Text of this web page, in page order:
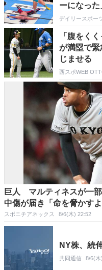
ーになっ
位タイ
デイリースポー
「腹をく
が満塁で
じませる
西スポWEB
巨人 マルティネスが一
中傷が届き「命を脅かす
スポニチアネックス 8/6(木) 22:52
NY株、続
共同通信 8/6(木